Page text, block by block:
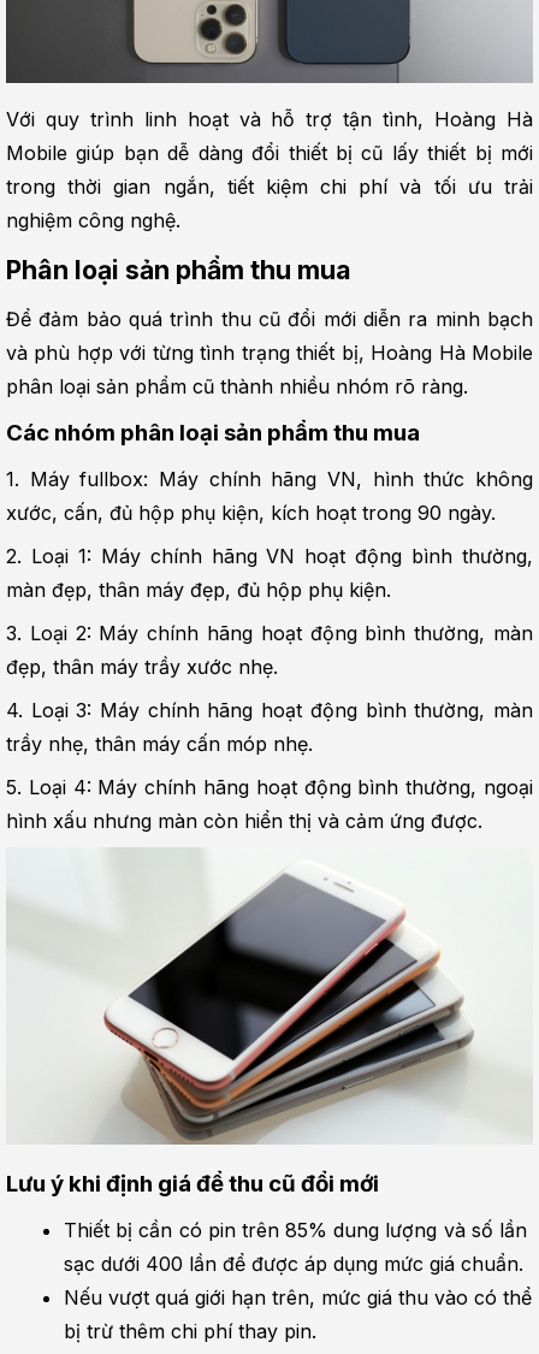
Với quy trình linh hoạt và hỗ trợ tận tình, Hoàng Hà
Mobile giúp bạn dễ dàng đổi thiết bị cũ lấy thiết bị mới
trong thời gian ngắn, tiết kiệm chi phí và tối ưu trải
nghiệm công nghệ.
Phân loại sản phẩm thu mua
Để đảm bảo quá trình thu cũ đổi mới diễn ra minh bạch
và phù hợp với từng tình trạng thiết bị, Hoàng Hà Mobile
phân loại sản phẩm cũ thành nhiều nhóm rõ ràng.
Các nhóm phân loại sản phẩm thu mua
1. Máy fullbox: Máy chính hãng VN, hình thức không
xước, cấn, đủ hộp phụ kiện, kích hoạt trong 90 ngày.
2. Loại 1: Máy chính hãng VN hoạt động bình thường,
màn đẹp, thân máy đẹp, đủ hộp phụ kiện.
3. Loại 2: Máy chính hãng hoạt động bình thường, màn
đẹp, thân máy trầy xước nhẹ.
4. Loại 3: Máy chính hãng hoạt động bình thường, màn
trầy nhẹ, thân máy cấn móp nhẹ.
5. Loại 4: Máy chính hãng hoạt động bình thường, ngoại
hình xấu nhưng màn còn hiển thị và cảm ứng được.
Lưu ý khi định giá để thu cũ đổi mới
Thiết bị cần có pin trên 85% dung lượng và số lần
sạc dưới 400 lần để được áp dụng mức giá chuẩn.
Nếu vượt quá giới hạn trên, mức giá thu vào có thể
bị trừ thêm chi phí thay pin.